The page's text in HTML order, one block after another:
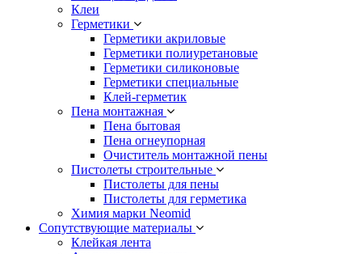
Клеи
Герметики
Герметики акриловые
Герметики полиуретановые
Герметики силиконовые
Герметики специальные
Клей-герметик
Пена монтажная
Пена бытовая
Пена огнеупорная
Очиститель монтажной пены
Пистолеты строительные
Пистолеты для пены
Пистолеты для герметика
Химия марки Neomid
Сопутствующие материалы
Клейкая лента